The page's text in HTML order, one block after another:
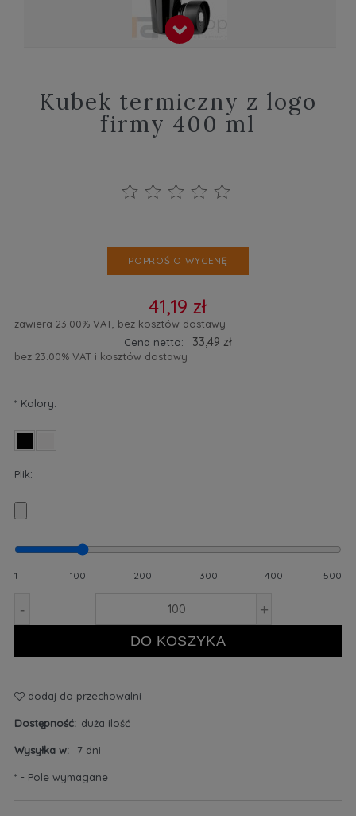
Kubek termiczny z logo
firmy 400 ml
POPROŚ O WYCENĘ
41,19 zł
zawiera 23.00% VAT, bez kosztów dostawy
Cena netto:
33,49 zł
bez 23.00% VAT i kosztów dostawy
* Kolory:
Plik:
1 100 200 300 400 500
- +
DO KOSZYKA
dodaj do przechowalni
Dostępność: duża ilość
Wysyłka w: 7 dni
* - Pole wymagane